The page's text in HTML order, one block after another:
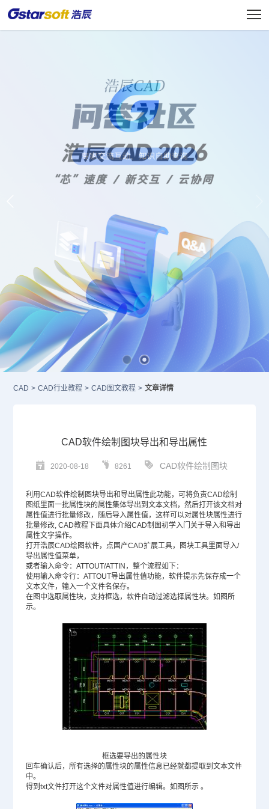
CAD > CAD行业教程 > CAD图文教程 > 文章详情
CAD软件绘制图块导出和导出属性
2020-08-18 8261 CAD软件绘制图块
利用CAD软件绘制图块导出和导出属性此功能，可将负责CAD绘制
图纸里面一批属性块的属性集体导出到文本文档，然后打开该文档对
属性值进行批量修改，随后导入属性值，这样可以对属性块属性进行
批量修改, CAD教程下面具体介绍CAD制图初学入门关于导入和导出
属性文字操作。
打开浩辰CAD绘图软件，点国产CAD扩展工具，图块工具里面导入/
导出属性值菜单，
或者输入命令：ATTOUT/ATTIN，整个流程如下：
使用输入命令行：ATTOUT导出属性值功能，软件提示先保存成一个
文本文件，输入一个文件名保存。
在图中选取属性块，支持框选，软件自动过滤选择属性块。如图所
示。
框选要导出的属性块
回车确认后，所有选择的属性块的属性信息已经就都提取到文本文件
中。
得到txt文件打开这个文件对属性值进行编辑。如图所示 。